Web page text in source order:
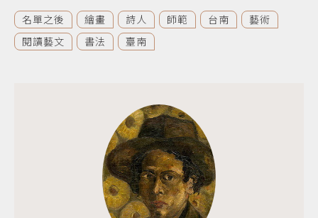
名單之後 繪畫 詩人 師範 台南
藝術
閱讀藝文
書法 臺南